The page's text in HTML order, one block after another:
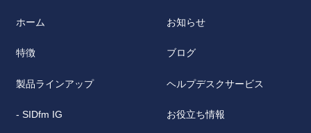
ホーム
特徴
製品ラインアップ
- SIDfm IG
お知らせ
ブログ
ヘルプデスクサービス
お役立ち情報